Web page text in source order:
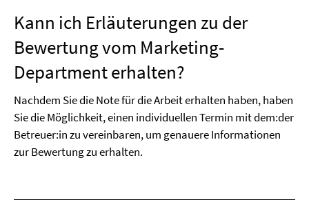
Kann ich Erläuterungen zu der
Bewertung vom Marketing-
Department erhalten?
Nachdem Sie die Note für die Arbeit erhalten haben, haben
Sie die Möglichkeit, einen individuellen Termin mit dem:der
Betreuer:in zu vereinbaren, um genauere Informationen
zur Bewertung zu erhalten.